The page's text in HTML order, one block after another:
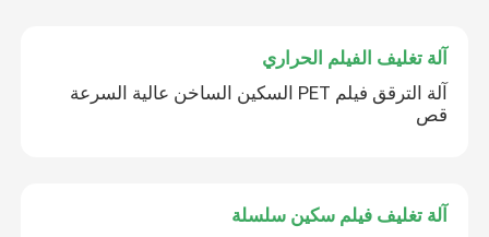
آلة تغليف الفيلم الحراري
آلة الترقق فيلم PET السكين الساخن عالية السرعة
قص
آلة تغليف فيلم سكين سلسلة